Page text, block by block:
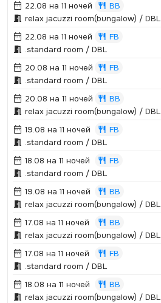
22.08 на 11 ночей
BB
relax jacuzzi room(bungalow) / DBL
22.08 на 11 ночей
FB
.­standard room / DBL
20.08 на 11 ночей
FB
.­standard room / DBL
20.08 на 11 ночей
BB
relax jacuzzi room(bungalow) / DBL
19.08 на 11 ночей
FB
.­standard room / DBL
18.08 на 11 ночей
FB
.­standard room / DBL
19.08 на 11 ночей
BB
relax jacuzzi room(bungalow) / DBL
17.08 на 11 ночей
BB
relax jacuzzi room(bungalow) / DBL
17.08 на 11 ночей
FB
.­standard room / DBL
18.08 на 11 ночей
BB
relax jacuzzi room(bungalow) / DBL